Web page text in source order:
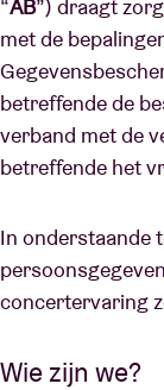
AB ❤
Zaalhuur
BRDCST
ABtv
“AB”) draagt
met de
betreffende de
verband met de
betreffende het
In onderstaande
concertervaring
Wie zijn we?